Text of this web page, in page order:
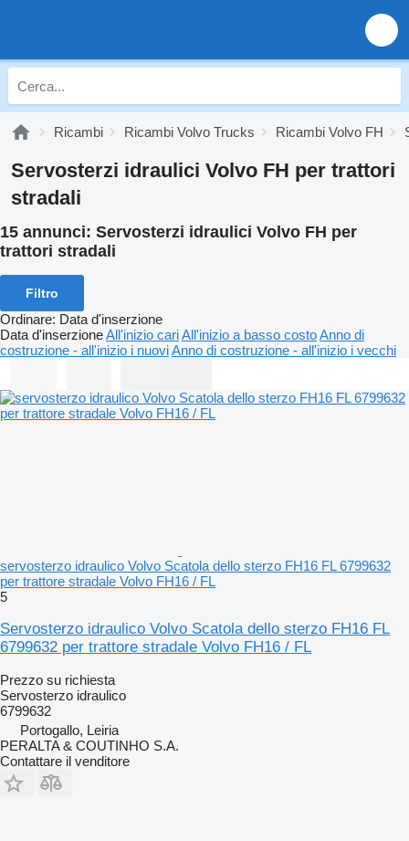
Ricambi Ricambi Volvo Trucks Ricambi Volvo FH
Servosterzi idraulici Volvo FH per trattori
stradali
15 annunci: Servosterzi idraulici Volvo FH per
trattori stradali
Filtro
Ordinare: Data d'inserzione
Data d'inserzioneAll'inizio cariAll'inizio a basso costoAnno di
costruzione - all'inizio i nuoviAnno di costruzione - all'inizio i vecchi
servosterzo idraulico Volvo Scatola dello sterzo FH16 FL 6799632
per trattore stradale Volvo FH16 / FL
5
Servosterzo idraulico Volvo Scatola dello sterzo FH16 FL
6799632 per trattore stradale Volvo FH16 / FL
Prezzo su richiesta
Servosterzo idraulico
6799632
Portogallo, Leiria
PERALTA & COUTINHO S.A.
Contattare il venditore